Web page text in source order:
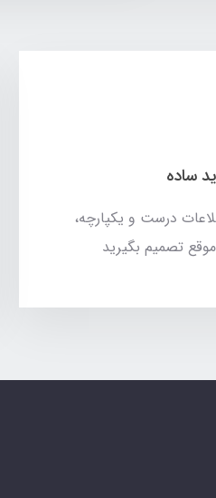
ساده
درست و یکپارچه،
تصمیم بگیرید